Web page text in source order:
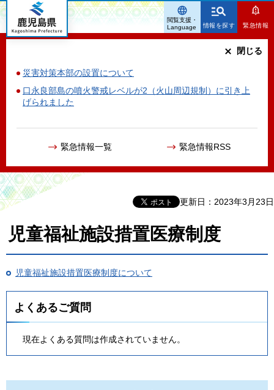
鹿児島県
情報を探す 緊急情報
災害対策本部の設置について
口永良部島の噴火警戒レベルが2（火山周辺規制）に引き上
げられました
緊急情報一覧 緊急情報RSS
閉じる
閲覧支援・
Language
更新日：2023年3月23日
児童福祉施設措置医療制度
児童福祉施設措置医療制度について
よくあるご質問
現在よくある質問は作成されていません。